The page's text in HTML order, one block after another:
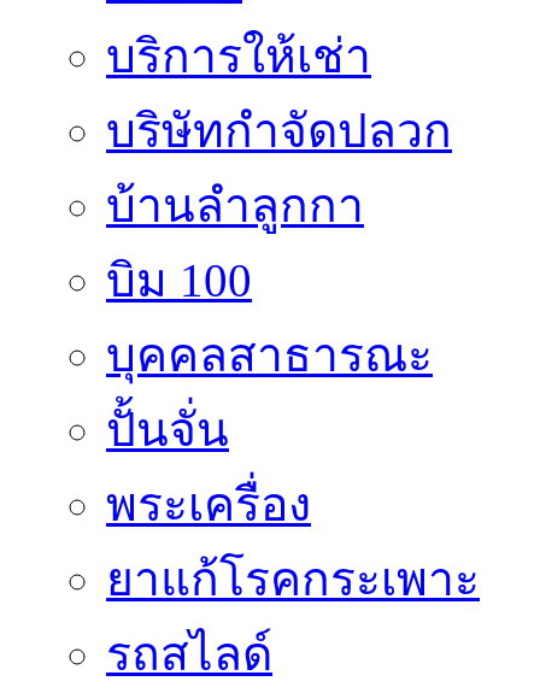
บริการให้เช่า
บริษัทกำจัดปลวก
บ้านลำลูกกา
บิม 100
บุคคลสาธารณะ
ปั้นจั่น
พระเครื่อง
ยาแก้โรคกระเพาะ
รถสไลด์